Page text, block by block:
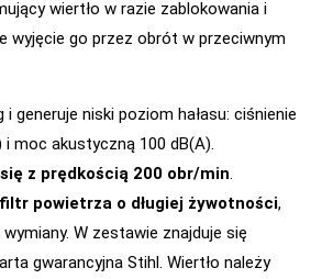
wiertło w razie zablokowania i
wyjęcie go przez obrót w przeciwnym
generuje niski poziom hałasu: ciśnienie
moc akustyczną 100 dB(A).
z prędkością 200 obr/min.
filtr powietrza o długiej żywotności,
W zestawie znajduje się
gwarancyjna Stihl. Wiertło należy